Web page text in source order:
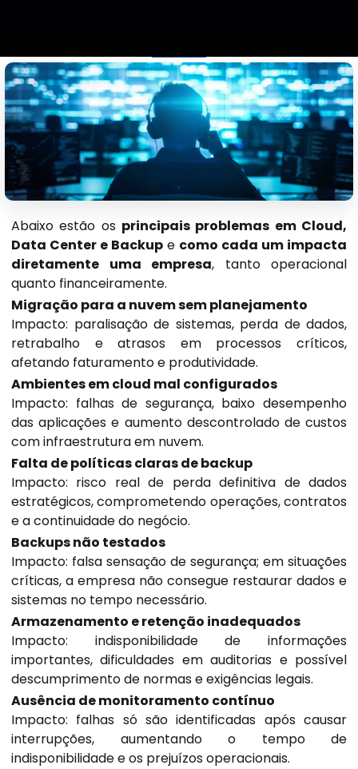
Abaixo estão os principais problemas em Cloud,
Data Center e Backup e como cada um impacta
diretamente uma empresa, tanto operacional
quanto financeiramente.
Migração para a nuvem sem planejamento
Impacto: paralisação de sistemas, perda de dados,
retrabalho e atrasos em processos críticos,
afetando faturamento e produtividade.
Ambientes em cloud mal configurados
Impacto: falhas de segurança, baixo desempenho
das aplicações e aumento descontrolado de custos
com infraestrutura em nuvem.
Falta de políticas claras de backup
Impacto: risco real de perda definitiva de dados
estratégicos, comprometendo operações, contratos
e a continuidade do negócio.
Backups não testados
Impacto: falsa sensação de segurança; em situações
críticas, a empresa não consegue restaurar dados e
sistemas no tempo necessário.
Armazenamento e retenção inadequados
Impacto: indisponibilidade de informações
importantes, dificuldades em auditorias e possível
descumprimento de normas e exigências legais.
Ausência de monitoramento contínuo
Impacto: falhas só são identificadas após causar
interrupções, aumentando o tempo de
indisponibilidade e os prejuízosoperacionais.